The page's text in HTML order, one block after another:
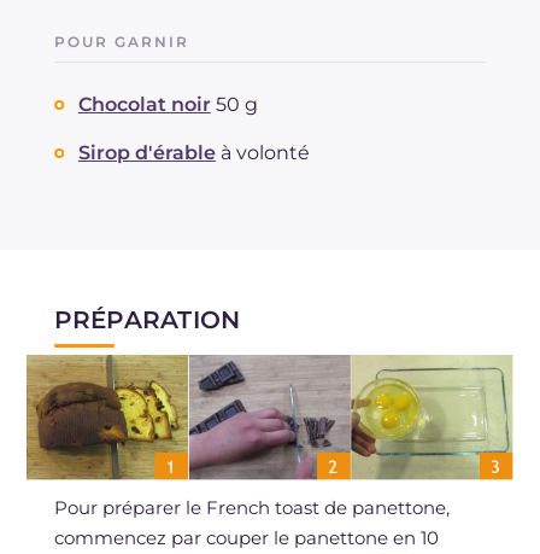
POUR GARNIR
Chocolat noir 50 g
Sirop d'érable à volonté
PRÉPARATION
Pour préparer le French toast de panettone,
commencez par couper le panettone en 10